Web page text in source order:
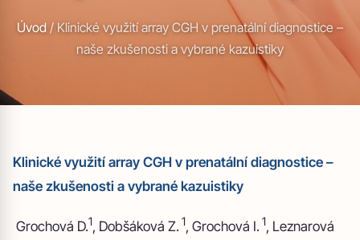
Úvod / Klinické využití array CGH v prenatální diagnostice –
naše zkušenosti a vybrané kazuistiky
Klinické využití array CGH v prenatální diagnostice –
naše zkušenosti a vybrané kazuistiky
Grochová D.1, Dobšáková Z. 1, Grochová I. 1, Leznarová